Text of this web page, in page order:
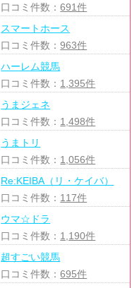
口コミ件数：691件
スマートホース
口コミ件数：963件
ハーレム競馬
口コミ件数： 1,395件
うまジェネ
口コミ件数： 1,498件
うまトリ
口コミ件数： 1,056件
Re:KEIBA（リ・ケイバ）
口コミ件数： 117件
ウマ☆ドラ
口コミ件数： 1,190件
超すごい競馬
口コミ件数：695件